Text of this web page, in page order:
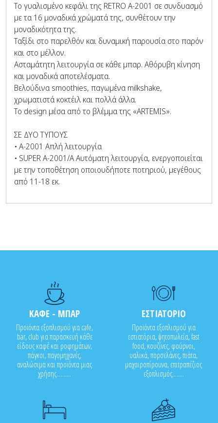
Το γυαλισμένο κεφάλι της RETRO A-2001 σε συνδυασμό
με τα 16 μοναδικά χρώματά της, συνθέτουν την
μοναδικότητα της.
Ταξίδι στο παρελθόν και δυναμική παρουσία στο παρόν
και στο μέλλον.
Ασταμάτητη λειτουργία σε κάθε μπαρ. Αθόρυβη κίνηση
και μοναδικά αποτελέσματα.
Βελούδινα smoothies, παγωμένα milkshake,
χρωματιστά κοκτέιλ και πολλά άλλα.
Το design μέσα από το βλέμμα της «ARTEMIS».
ΣΕ ΔΥΟ ΤΥΠΟΥΣ
• A-2001 Απλή λειτουργία
• SUPER A-2001/A Αυτόματη λειτουργία, ενεργοποιείται
με την τοποθέτηση οποιουδήποτε ποτηριού, μεγέθους
από 11-18 εκ.
ΚΑΦΕ - ΜΠΑΡ
Προϊόντα εξοπλισμού για cafe,
bar, club για παρασκευή κάθε
είδους καφέ και ροφημάτων,
πάγκοι, παγομηχανές,
αναλώσιμα και προϊόντα μιας
χρήσης..........
ΕΣΤΙΑΤΟΡΙΟ
Προϊόντα εξοπλισμού για
εστιατόρια, ψητοπωλεία, fast
food, κουζίνες, φούρνοι,
υαλικά, πορσελάνες, πιάτα,
μαχαιροπίρουνα, επιτραπέζιος
εξοπλισμός........